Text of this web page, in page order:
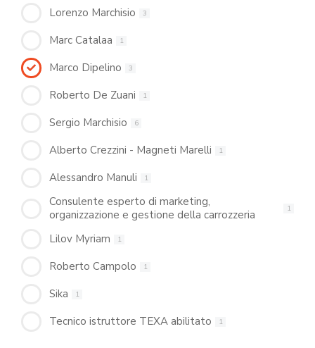
Lorenzo Marchisio 3
Marc Catalaa 1
Marco Dipelino 3
Roberto De Zuani 1
Sergio Marchisio 6
Alberto Crezzini - Magneti Marelli 1
Alessandro Manuli 1
Consulente esperto di marketing,
organizzazione e gestione della carrozzeria
1
Lilov Myriam 1
Roberto Campolo 1
Sika 1
Tecnico istruttore TEXA abilitato 1